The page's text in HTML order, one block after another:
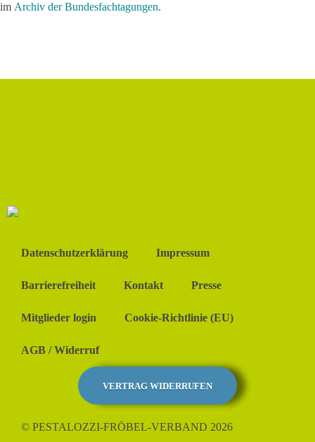
im Archiv der Bundesfachtagungen.
Datenschutzerklärung Impressum
Barrierefreiheit Kontakt Presse
Mitglieder login Cookie-Richtlinie (EU)
AGB / Widerruf
VERTRAG WIDERRUFEN
© PESTALOZZI-FRÖBEL-VERBAND 2026